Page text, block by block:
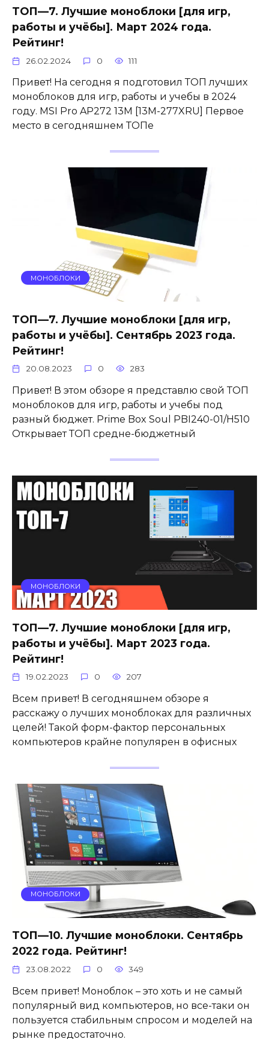
ТОП—7. Лучшие моноблоки [для игр,
работы и учёбы]. Март 2024 года.
Рейтинг!
26.02.2024 0 111
Привет! На сегодня я подготовил ТОП лучших
моноблоков для игр, работы и учебы в 2024
году. MSI Pro AP272 13M [13M-277XRU] Первое
место в сегодняшнем ТОПе
МОНОБЛОКИ
ТОП—7. Лучшие моноблоки [для игр,
работы и учёбы]. Сентябрь 2023 года.
Рейтинг!
20.08.2023 0 283
Привет! В этом обзоре я представлю свой ТОП
моноблоков для игр, работы и учебы под
разный бюджет. Prime Box Soul PBI240-01/H510
Открывает ТОП средне-бюджетный
МОНОБЛОКИ
ТОП—7. Лучшие моноблоки [для игр,
работы и учёбы]. Март 2023 года.
Рейтинг!
19.02.2023 0 207
Всем привет! В сегодняшнем обзоре я
расскажу о лучших моноблоках для различных
целей! Такой форм-фактор персональных
компьютеров крайне популярен в офисных
МОНОБЛОКИ
ТОП—10. Лучшие моноблоки. Сентябрь
2022 года. Рейтинг!
23.08.2022 0 349
Всем привет! Моноблок – это хоть и не самый
популярный вид компьютеров, но все-таки он
пользуется стабильным спросом и моделей на
рынке предостаточно.